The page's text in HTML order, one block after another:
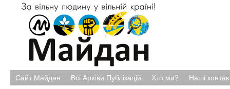
Сайт Майдан Всі Архіви Публікацій Хто ми? Наші